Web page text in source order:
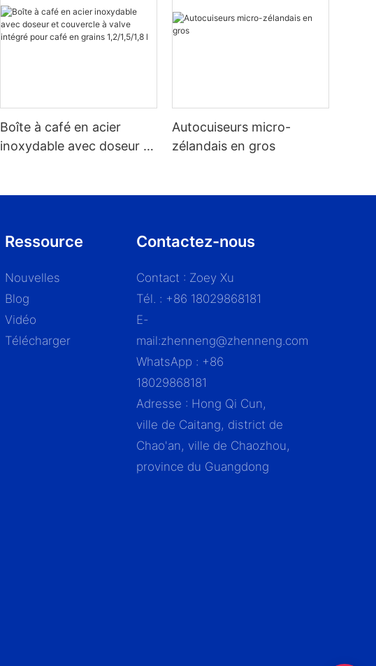
Boîte à café en acier
inoxydable avec doseur et
Autocuiseurs micro-
zélandais en gros
Ressource
Nouvelles
Blog
Vidéo
Télécharger
Contactez-nous
Contact : Zoey Xu
Tél. : +86 18029868181
E-
mail:zhenneng@zhenneng.com
WhatsApp : +86
18029868181
Adresse : Hong Qi Cun,
ville de Caitang, district de
Chao'an, ville de Chaozhou,
province du Guangdong